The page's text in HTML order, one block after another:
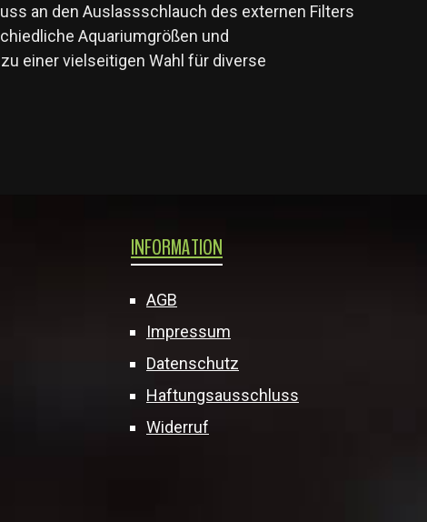
an den Auslassschlauch des externen Filters
Aquariumgrößen und
einer vielseitigen Wahl für diverse
INFORMATION
AGB
Impressum
Datenschutz
Haftungsausschluss
Widerruf